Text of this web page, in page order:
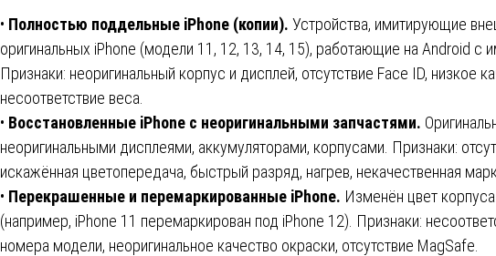
• Полностью поддельные iPhone (копии). Устройства, имитирующие
оригинальных iPhone (модели 11, 12, 13, 14, 15), работающие на Android с
Признаки: неоригинальный корпус и дисплей, отсутствие Face ID, низкое
несоответствие веса.
• Восстановленные iPhone с неоригинальными запчастями.
неоригинальными дисплеями, аккумуляторами, корпусами. Признаки:
искажённая цветопередача, быстрый разряд, нагрев, некачественная
• Перекрашенные и перемаркированные iPhone. Изменён цвет
(например, iPhone 11 перемаркирован под iPhone 12). Признаки:
номера модели, неоригинальное качество окраски, отсутствие MagSafe.